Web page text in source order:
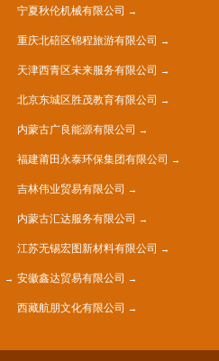
宁夏秋伦机械有限公司
重庆北碚区锦程旅游有限公司
天津西青区未来服务有限公司
北京东城区胜茂教育有限公司
内蒙古广良能源有限公司
福建莆田永泰环保集团有限公司
吉林伟业贸易有限公司
内蒙古汇达服务有限公司
江苏无锡宏图新材料有限公司
安徽鑫达贸易有限公司
西藏航朋文化有限公司